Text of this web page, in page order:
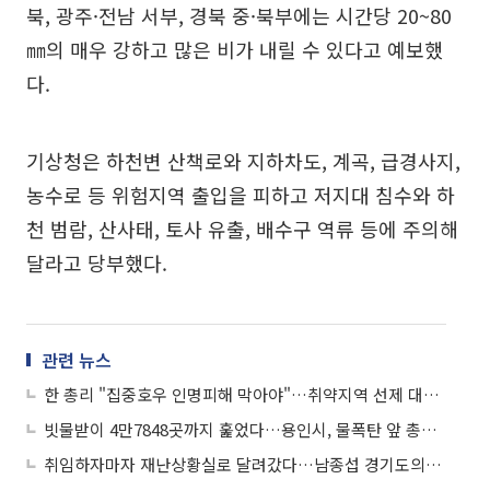
북, 광주·전남 서부, 경북 중·북부에는 시간당 20~80
㎜의 매우 강하고 많은 비가 내릴 수 있다고 예보했
다.
기상청은 하천변 산책로와 지하차도, 계곡, 급경사지,
농수로 등 위험지역 출입을 피하고 저지대 침수와 하
천 범람, 산사태, 토사 유출, 배수구 역류 등에 주의해
달라고 당부했다.
관련 뉴스
한 총리 "집중호우 인명피해 막아야"…취약지역 선제 대피·비상대응 지시
빗물받이 4만7848곳까지 훑었다…용인시, 물폭탄 앞 총력 방어전
취임하자마자 재난상황실로 달려갔다…남종섭 경기도의회 의장단, 첫 행보는 '도민안전'